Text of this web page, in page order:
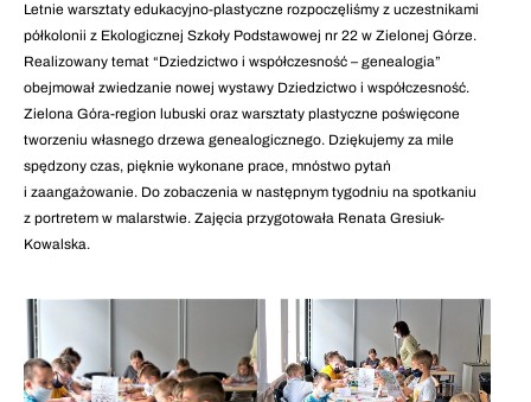
Letnie warsztaty edukacyjno-plastyczne rozpoczęliśmy z uczestnikami
półkolonii z Ekologicznej Szkoły Podstawowej nr 22 w Zielonej Górze.
Realizowany temat “Dziedzictwo i współczesność – genealogia”
obejmował zwiedzanie nowej wystawy Dziedzictwo i współczesność.
Zielona Góra-region lubuski oraz warsztaty plastyczne poświęcone
tworzeniu własnego drzewa genealogicznego. Dziękujemy za mile
spędzony czas, pięknie wykonane prace, mnóstwo pytań
i zaangażowanie. Do zobaczenia w następnym tygodniu na spotkaniu
z portretem w malarstwie. Zajęcia przygotowała Renata Gresiuk-
Kowalska.